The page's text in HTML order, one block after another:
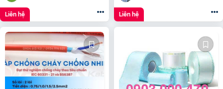
Liên hệ Liên hệ